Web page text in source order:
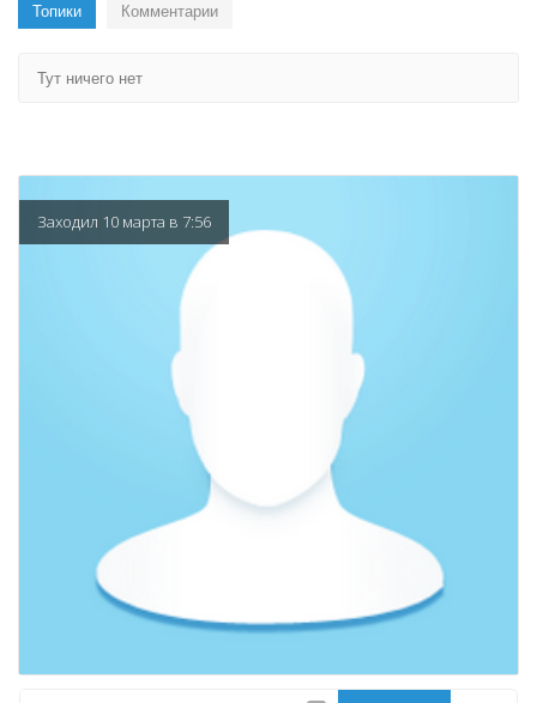
Топики Комментарии
Тут ничего нет
Заходил 10 марта в 7:56